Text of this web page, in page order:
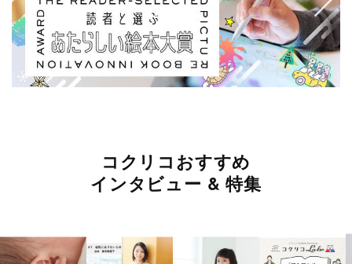
コクリコおすすめ
インタビュー & 特集